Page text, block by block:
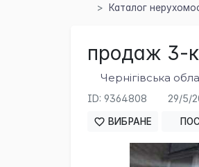
Каталог
продаж 3-к
Чернігівська
ID: 9364808 29/5/
ВИБРАНЕ